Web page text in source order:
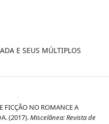
E SEUS MÚLTIPLOS
FICÇÃO NO ROMANCE A
(2017).Miscelânea: Revista de